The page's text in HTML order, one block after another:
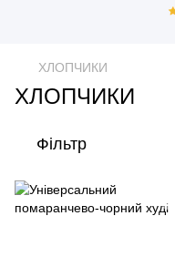
ХЛОПЧИКИ
ХЛОПЧИКИ
Фільтр